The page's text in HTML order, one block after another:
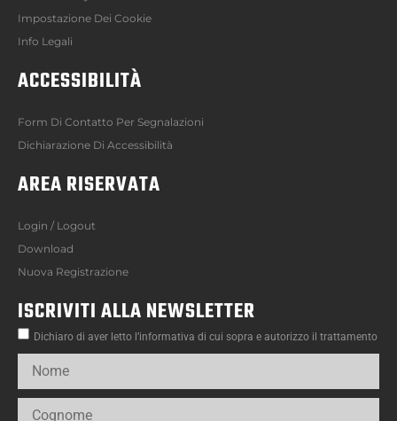
Impostazione Dei Cookie
Info Legali
ACCESSIBILITÀ
Form Di Contatto Per Segnalazioni
Dichiarazione Di Accessibilità
AREA RISERVATA
Login / Logout
Download
Nuova Registrazione
ISCRIVITI ALLA NEWSLETTER
Dichiaro di aver letto l’informativa di cui sopra e autorizzo il trattamento